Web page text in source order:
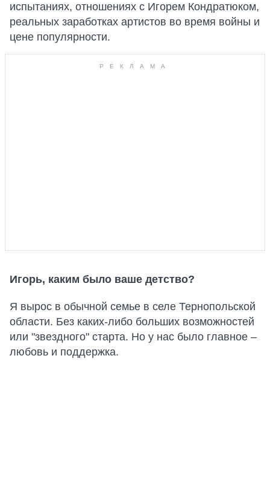
испытаниях, отношениях с Игорем Кондратюком,
реальных заработках артистов во время войны и
цене популярности.
Игорь, каким было ваше детство?
Я вырос в обычной семье в селе Тернопольской
области. Без каких-либо больших возможностей
или "звездного" старта. Но у нас было главное –
любовь и поддержка.